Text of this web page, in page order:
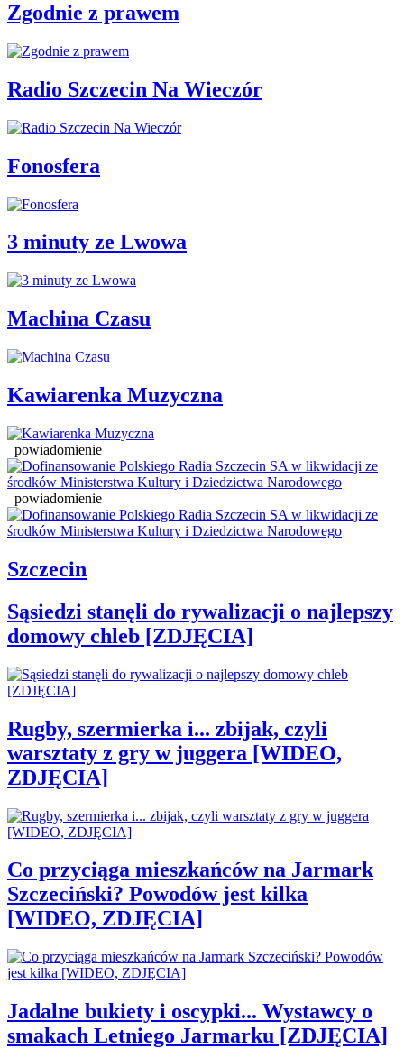
Zgodnie z prawem
Radio Szczecin Na Wieczór
Fonosfera
3 minuty ze Lwowa
Machina Czasu
Kawiarenka Muzyczna
powiadomienie
powiadomienie
Szczecin
Sąsiedzi stanęli do rywalizacji o najlepszy
domowy chleb [ZDJĘCIA]
Rugby, szermierka i... zbijak, czyli
warsztaty z gry w juggera [WIDEO,
ZDJĘCIA]
Co przyciąga mieszkańców na Jarmark
Szczeciński? Powodów jest kilka
[WIDEO, ZDJĘCIA]
Jadalne bukiety i oscypki... Wystawcy o
smakach Letniego Jarmarku [ZDJĘCIA]